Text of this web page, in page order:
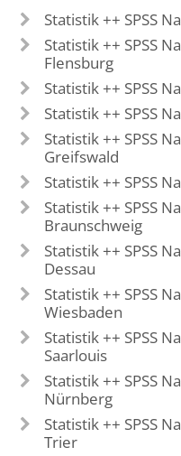
Statistik ++ SPSS
Statistik ++ SPSS
Flensburg
Statistik ++ SPSS
Statistik ++ SPSS
Statistik ++ SPSS
Greifswald
Statistik ++ SPSS
Statistik ++ SPSS
Braunschweig
Statistik ++ SPSS
Dessau
Statistik ++ SPSS
Wiesbaden
Statistik ++ SPSS
Saarlouis
Statistik ++ SPSS
Nürnberg
Statistik ++ SPSS
Trier